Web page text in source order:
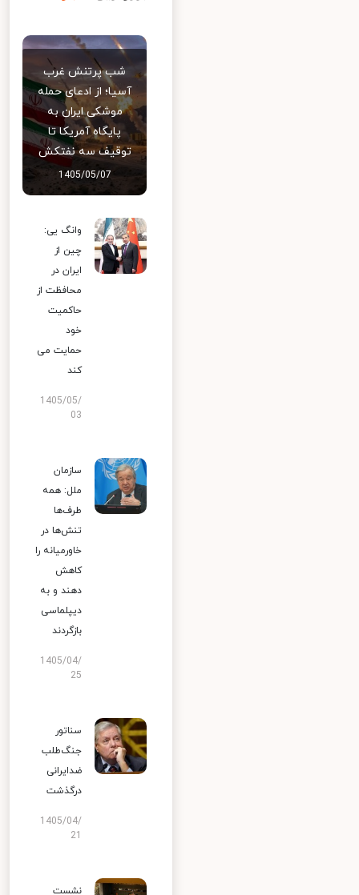
شب پرتنش غرب
آسیا؛ از ادعای حمله
موشکی ایران به
پایگاه آمریکا تا
توقیف سه نفتکش
1405/05/07
وانگ یی:
چین از
ایران در
محافظت از
حاکمیت
خود
حمایت می
کند
1405/05/
03
سازمان
ملل: همه
طرف‌ها
تنش‌ها در
خاورمیانه را
کاهش
دهند و به
دیپلماسی
بازگردند
1405/04/
25
سناتور
جنگ‌طلب
ضدایرانی
درگذشت
1405/04/
نشست